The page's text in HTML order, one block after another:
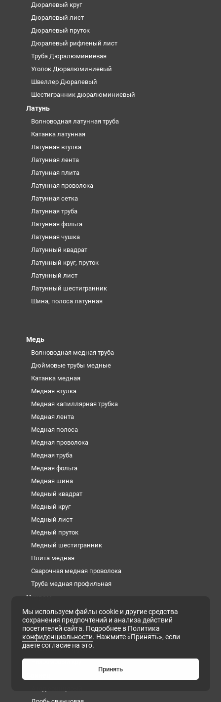
Дюралевый круг
Дюралевый лист
Дюралевый пруток
Дюралевый рифленый лист
Труба Дюралюминиевая
Уголок Дюралюминиевый
Швеллер Дюралевый
Шестигранник дюралюминиевый
Латунь
Волноводная латунная труба
Катанка латунная
Латунная втулка
Латунная лента
Латунная плита
Латунная проволока
Латунная сетка
Латунная труба
Латунная фольга
Латунная чушка
Латунный квадрат
Латунный круг, пруток
Латунный лист
Латунный шестигранник
Шина, полоса латунная
Медь
Волноводная медная труба
Дюймовые трубы медные
Катанка медная
Медная втулка
Медная капиллярная трубка
Медная лента
Медная полоса
Медная проволока
Медная труба
Медная фольга
Медная шина
Медный квадрат
Медный круг
Медный лист
Медный пруток
Медный шестигранник
Плита медная
Сварочная медная проволока
Труба медная профильная
Нихром
Лента нихромовая
Нихромовая нить
Нихромовая проволока
Нихромовые трубы
Мы используем файлы cookie и другие средства
сохранения предпочтений и анализа действий
посетителей сайта. Подробнее в Политика
конфиденциальности. Нажмите «Принять», если
даете согласие на это.
Принять